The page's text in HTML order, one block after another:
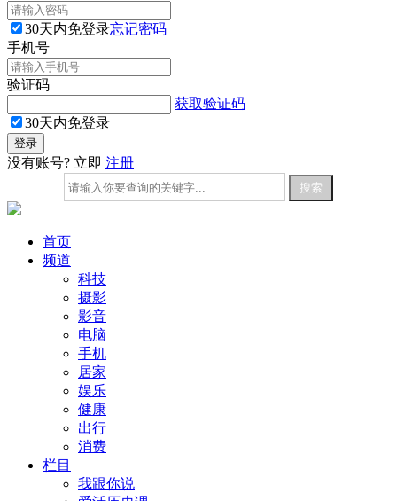
30天内免登录忘记密码
手机号
验证码
获取验证码
30天内免登录
没有账号? 立即 注册
首页
频道
科技
摄影
影音
电脑
手机
居家
娱乐
健康
出行
消费
栏目
我跟你说